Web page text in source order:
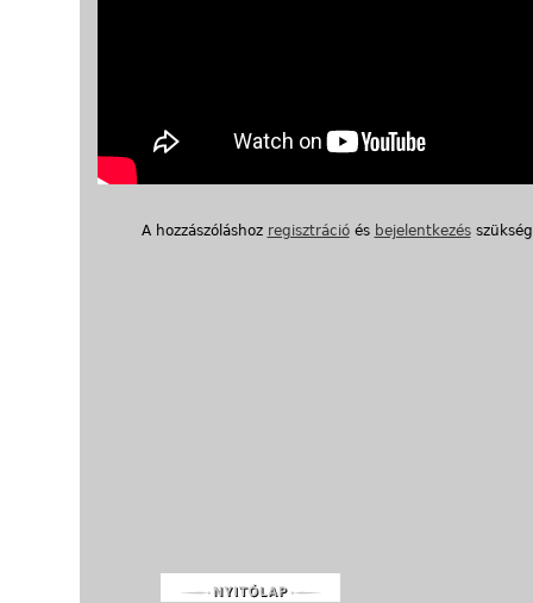
A hozzászóláshoz regisztrációés bejelentkezés